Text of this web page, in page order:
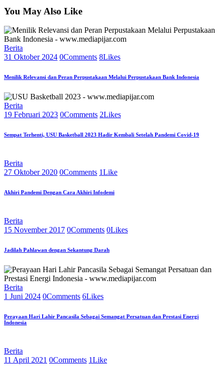
You May Also Like
Berita
31 Oktober 2024 0Comments 8Likes
Menilik Relevansi dan Peran Perpustakaan Melalui Perpustakaan Bank Indonesia
Berita
19 Februari 2023 0Comments 2Likes
Sempat Terhenti, USU Basketball 2023 Hadir Kembali Setelah Pandemi Covid-19
Berita
27 Oktober 2020 0Comments 1Like
Akhiri Pandemi Dengan Cara Akhiri Infodemi
Berita
15 November 2017 0Comments 0Likes
Jadilah Pahlawan dengan Sekantung Darah
Berita
1 Juni 2024 0Comments 6Likes
Perayaan Hari Lahir Pancasila Sebagai Semangat Persatuan dan Prestasi Energi
Indonesia
Berita
11 April 2021 0Comments 1Like